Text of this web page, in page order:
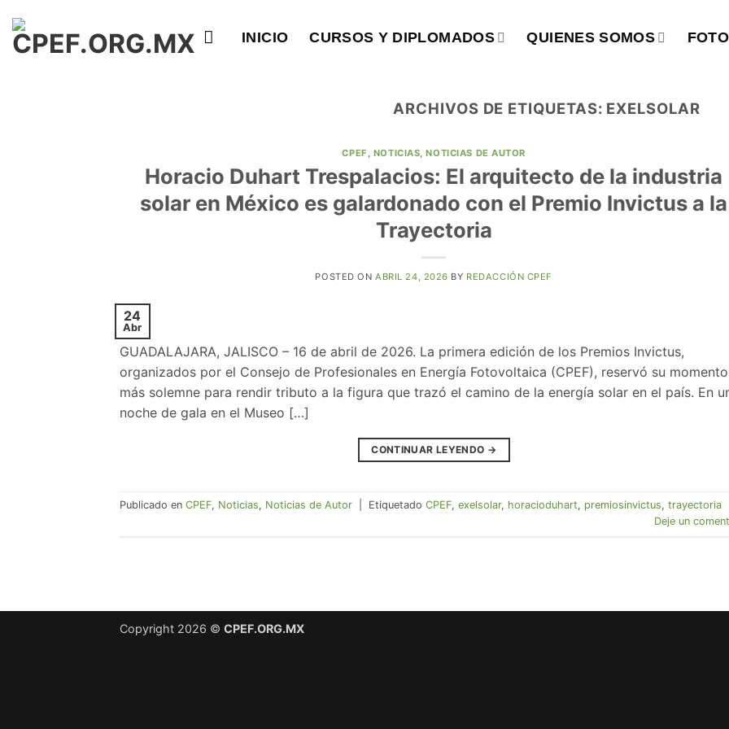
contenido
INICIO CURSOS Y DIPLOMADOS QUIENES SOMOS
ARCHIVOS DE ETIQUETAS: EXELSOLAR
CPEF , NOTICIAS,NOTICIAS DE AUTOR
Horacio Duhart Trespalacios: El arquitecto de la industria
solar en México es galardonado con el Premio Invictus a la
Trayectoria
POSTED ONABRIL 24, 2026 BY REDACCIÓN CPEF
24
Abr
GUADALAJARA, JALISCO – 16 de abril de 2026. La primera edición de los Premios Invictus,
organizados por el Consejo de Profesionales en Energía Fotovoltaica (CPEF), reservó su momento
más solemne para rendir tributo a la figura que trazó el camino de la energía solar en el país. En
noche de gala en el Museo […]
CONTINUAR LEYENDO →
Publicado en CPEF, Noticias, Noticias de Autor Etiquetado CPEF, exelsolar, horacioduhart, premiosinvictus, trayectoria
Deje un
Copyright 2026 © CPEF.ORG.MX